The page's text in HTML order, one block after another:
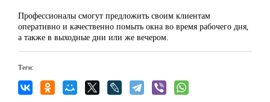
Профессионалы смогут предложить своим клиентам
оперативно и качественно помыть окна во время рабочего дня,
а также в выходные дни или же вечером.
Теги: